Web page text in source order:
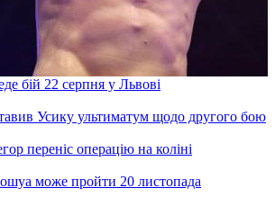
бій 22 серпня у Львові
Усику ультиматум щодо другого бою
переніс операцію на коліні
може пройти 20 листопада